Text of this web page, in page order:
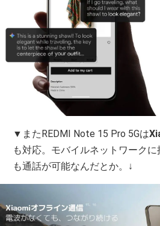
▼またREDMI Note 15 Pro 5Gは
も対応。モバイルネットワーク
も通話が可能なんだとか。↓